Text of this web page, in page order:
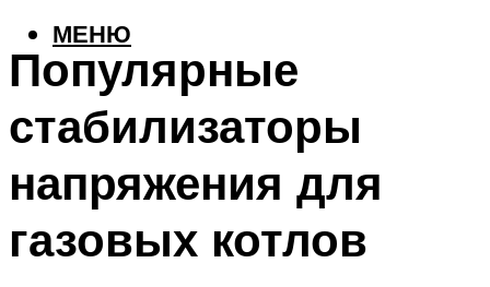
МЕНЮ
Популярные
стабилизаторы
напряжения для
газовых котлов